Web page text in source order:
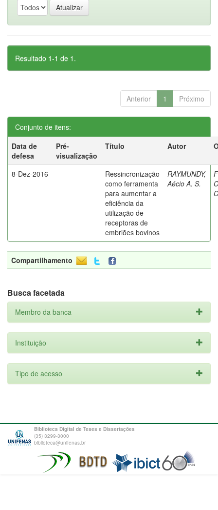
Resultado 1-1 de 1.
Anterior 1 Próximo
Conjunto de itens:
Data de
defesa
Pré-
visualização
Título Autor
8-Dez-2016
Ressincronização
como ferramenta
para aumentar a
eficiência da
utilização de
receptoras de
embriões bovinos
RAYMUNDY,
Aécio A. S.
Compartilhamento
Busca facetada
Membro da banca
Instituição
Tipo de acesso
Biblioteca Digital de Teses e Dissertações
(35) 3299-3000
biblioteca@unifenas.br